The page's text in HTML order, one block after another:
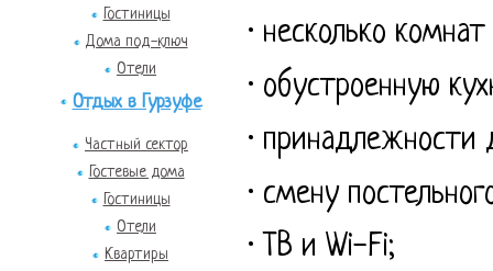
Гостиницы
Дома под-ключ
Отели
Отдых в Гурзуфе
Частный сектор
Гостевые дома
Гостиницы
Отели
Квартиры
· несколько
· обустроенную
· принадлежности
· смену
· ТВ и Wi-Fi;